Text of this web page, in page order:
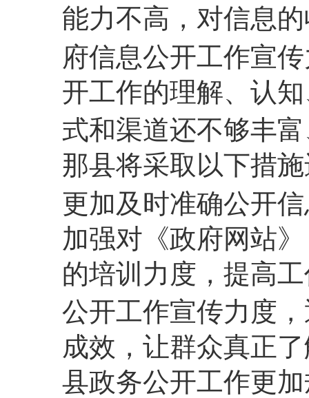
能力不高，对信息
府信息公开工作宣
开工作的理解、认
式和渠道还不够丰
那县将采取以下措
更加及时准确公开
加强对《政府网站
的培训力度，提高
公开工作宣传力度
成效，让群众真正
县政务公开工作更